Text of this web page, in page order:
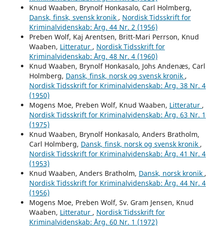
Knud Waaben, Brynolf Honkasalo, Carl Holmberg,
Dansk, finsk, svensk kronik , Nordisk Tidsskrift for
Kriminalvidenskab: Årg. 44 Nr. 2 (1956)
Preben Wolf, Kaj Arentsen, Britt-Mari Perrson, Knud
Waaben, Litteratur , Nordisk Tidsskrift for
Kriminalvidenskab: Årg. 48 Nr. 4 (1960)
Knud Waaben, Brynolf Honkasalo, Johs Andenæs, Carl
Holmberg, Dansk, finsk, norsk og svensk kronik ,
Nordisk Tidsskrift for Kriminalvidenskab: Årg. 38 Nr. 4
(1950)
Mogens Moe, Preben Wolf, Knud Waaben, Litteratur ,
Nordisk Tidsskrift for Kriminalvidenskab: Årg. 63 Nr. 1
(1975)
Knud Waaben, Brynolf Honkasalo, Anders Bratholm,
Carl Holmberg, Dansk, finsk, norsk og svensk kronik ,
Nordisk Tidsskrift for Kriminalvidenskab: Årg. 41 Nr. 4
(1953)
Knud Waaben, Anders Bratholm, Dansk, norsk kronik ,
Nordisk Tidsskrift for Kriminalvidenskab: Årg. 44 Nr. 4
(1956)
Mogens Moe, Preben Wolf, Sv. Gram Jensen, Knud
Waaben, Litteratur , Nordisk Tidsskrift for
Kriminalvidenskab: Årg. 60 Nr. 1 (1972)